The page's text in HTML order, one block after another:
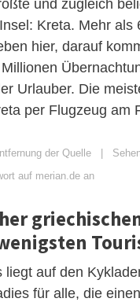
und zugleich
Kreta. Mehr als
hier, darauf
Urlauber. Die
per Flugzeug am
der Quelle |
auf merian.de an
liegt auf den
für alle, die